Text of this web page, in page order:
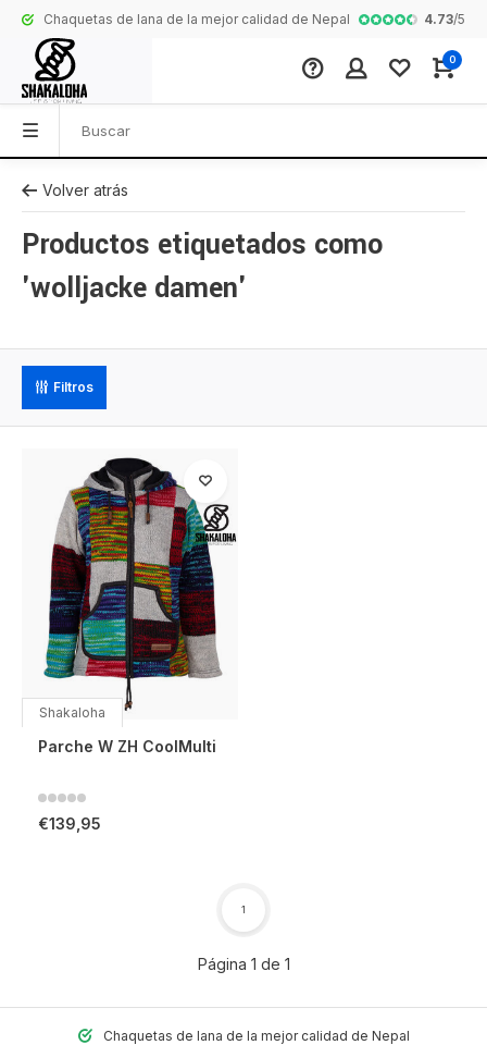
Chaquetas de lana de la mejor calidad de Nepal Colección
4.73/5
0
Volver atrás
Productos etiquetados como
'wolljacke damen'
Filtros
Shakaloha
Parche W ZH CoolMulti
€139,95
Página 1 de 1
1
Chaquetas de lana de la mejor calidad de Nepal